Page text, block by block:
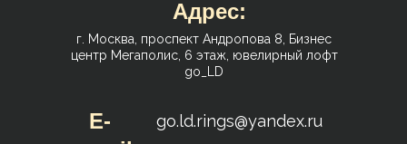
Адрес:
г. Москва, проспект Андропова 8, Бизнес
центр Мегаполис, 6 этаж, ювелирный лофт
go_LD
E-
go.ld.rings@yandex.ru